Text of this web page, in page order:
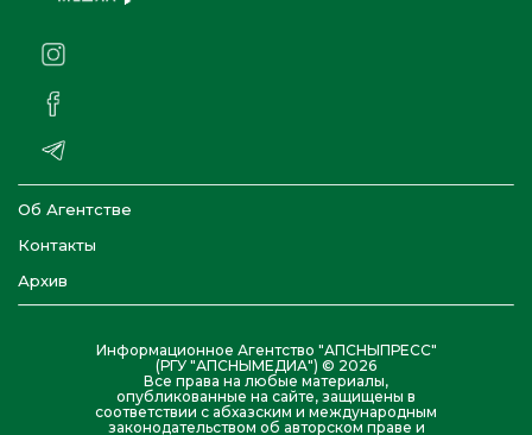
Об Агентстве
Контакты
Архив
Информационное Агентство "АПСНЫПРЕСС"
(РГУ "АПСНЫМЕДИА") © 2026
Все права на любые материалы,
опубликованные на сайте, защищены в
соответствии с абхазским и международным
законодательством об авторском праве и